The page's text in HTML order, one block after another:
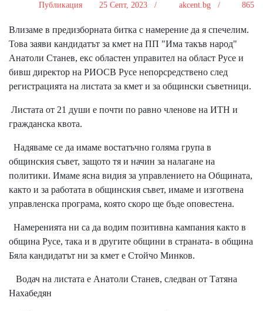
Публикация 25 Септ, 2023 / akcent.bg / 865
Влизаме в предизборната битка с намерение да я спечелим.
Това заяви кандидатът за кмет на ПП "Има такъв народ"
Анатоли Станев, екс областен управител на област Русе и
бивш директор на РИОСВ Русе непорсредствено след
регистрацията на листата за кмет и за общински съветници.
Листата от 21 души е почти по равно членове на ИТН и
гражданска квота.
Надяваме се да имаме востатъчно голяма група в
общинския съвет, защото тя и начин за налагане на
политики. Имаме ясна видия за управлението на Общината,
както и за работата в общинския съвет, имаме и изготвена
управленска програма, която скоро ще бъде оповестена.
Намеренията ни са да водим позитивна кампания както в
община Русе, така и в другите общини в страната- в община
Бяла кандидатът ни за кмет е Стойчо Минков.
Водач на листата е Анатоли Станев, следван от Татяна
Нахабедян